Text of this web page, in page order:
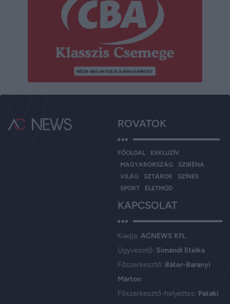
ROVATOK
FŐOLDAL
EXKLUZÍV
MAGYARORSZÁG
SZIRÉNA
VILÁG
SZTÁROK
SZÍNES
SPORT
ÉLETMÓD
KAPCSOLAT
Kiadja: ACNEWS Kft.
Ügyvezető: Simándi Etelka
Főszerkesztő: Bátor-Baranyi
Márton
Főszerkesztő-helyettes: Pataki